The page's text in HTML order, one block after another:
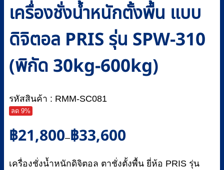
เครื่องชั่งน้ำหนักตั้งพื้น แบบ
ดิจิตอล PRIS รุ่น SPW-310
(พิกัด 30kg-600kg)
รหัสสินค้า : RMM-SC081
ลด 9%
฿21,800–฿33,600
Price
range:
through
เครื่องชั่งน้ำหนักดิจิตอล ตาชั่งตั้งพื้น ยี่ห้อ PRIS รุ่น